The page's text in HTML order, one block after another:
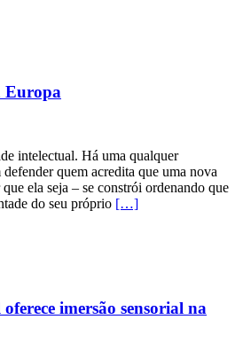
Europa
intelectual. Há uma qualquer
quem acredita que uma nova
ela seja – se constrói ordenando que
do seu próprio […]
imersão sensorial na